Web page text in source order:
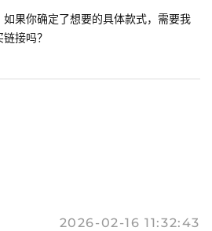
果你确定了想要的具体款式，需要我
接吗？
2026-02-16 11:32:43